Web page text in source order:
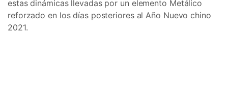
estas dinámicas llevadas por un elemento Metálico
reforzado en los días posteriores al Año Nuevo chino
2021.